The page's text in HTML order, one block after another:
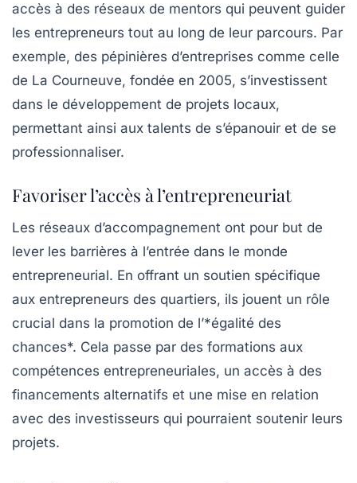
accès à des réseaux de mentors qui peuvent guider
les entrepreneurs tout au long de leur parcours. Par
exemple, des pépinières d’entreprises comme celle
de La Courneuve, fondée en 2005, s’investissent
dans le développement de projets locaux,
permettant ainsi aux talents de s’épanouir et de se
professionnaliser.
Favoriser l’accès à l’entrepreneuriat
Les réseaux d’accompagnement ont pour but de
lever les barrières à l’entrée dans le monde
entrepreneurial. En offrant un soutien spécifique
aux entrepreneurs des quartiers, ils jouent un rôle
crucial dans la promotion de l’*égalité des
chances*. Cela passe par des formations aux
compétences entrepreneuriales, un accès à des
financements alternatifs et une mise en relation
avec des investisseurs qui pourraient soutenir leurs
projets.